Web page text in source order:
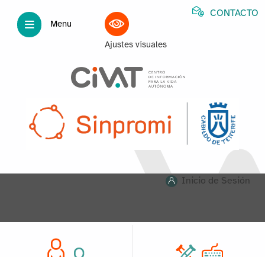
Menu
Ajustes visuales
CONTACTO
Inicio de Sesión